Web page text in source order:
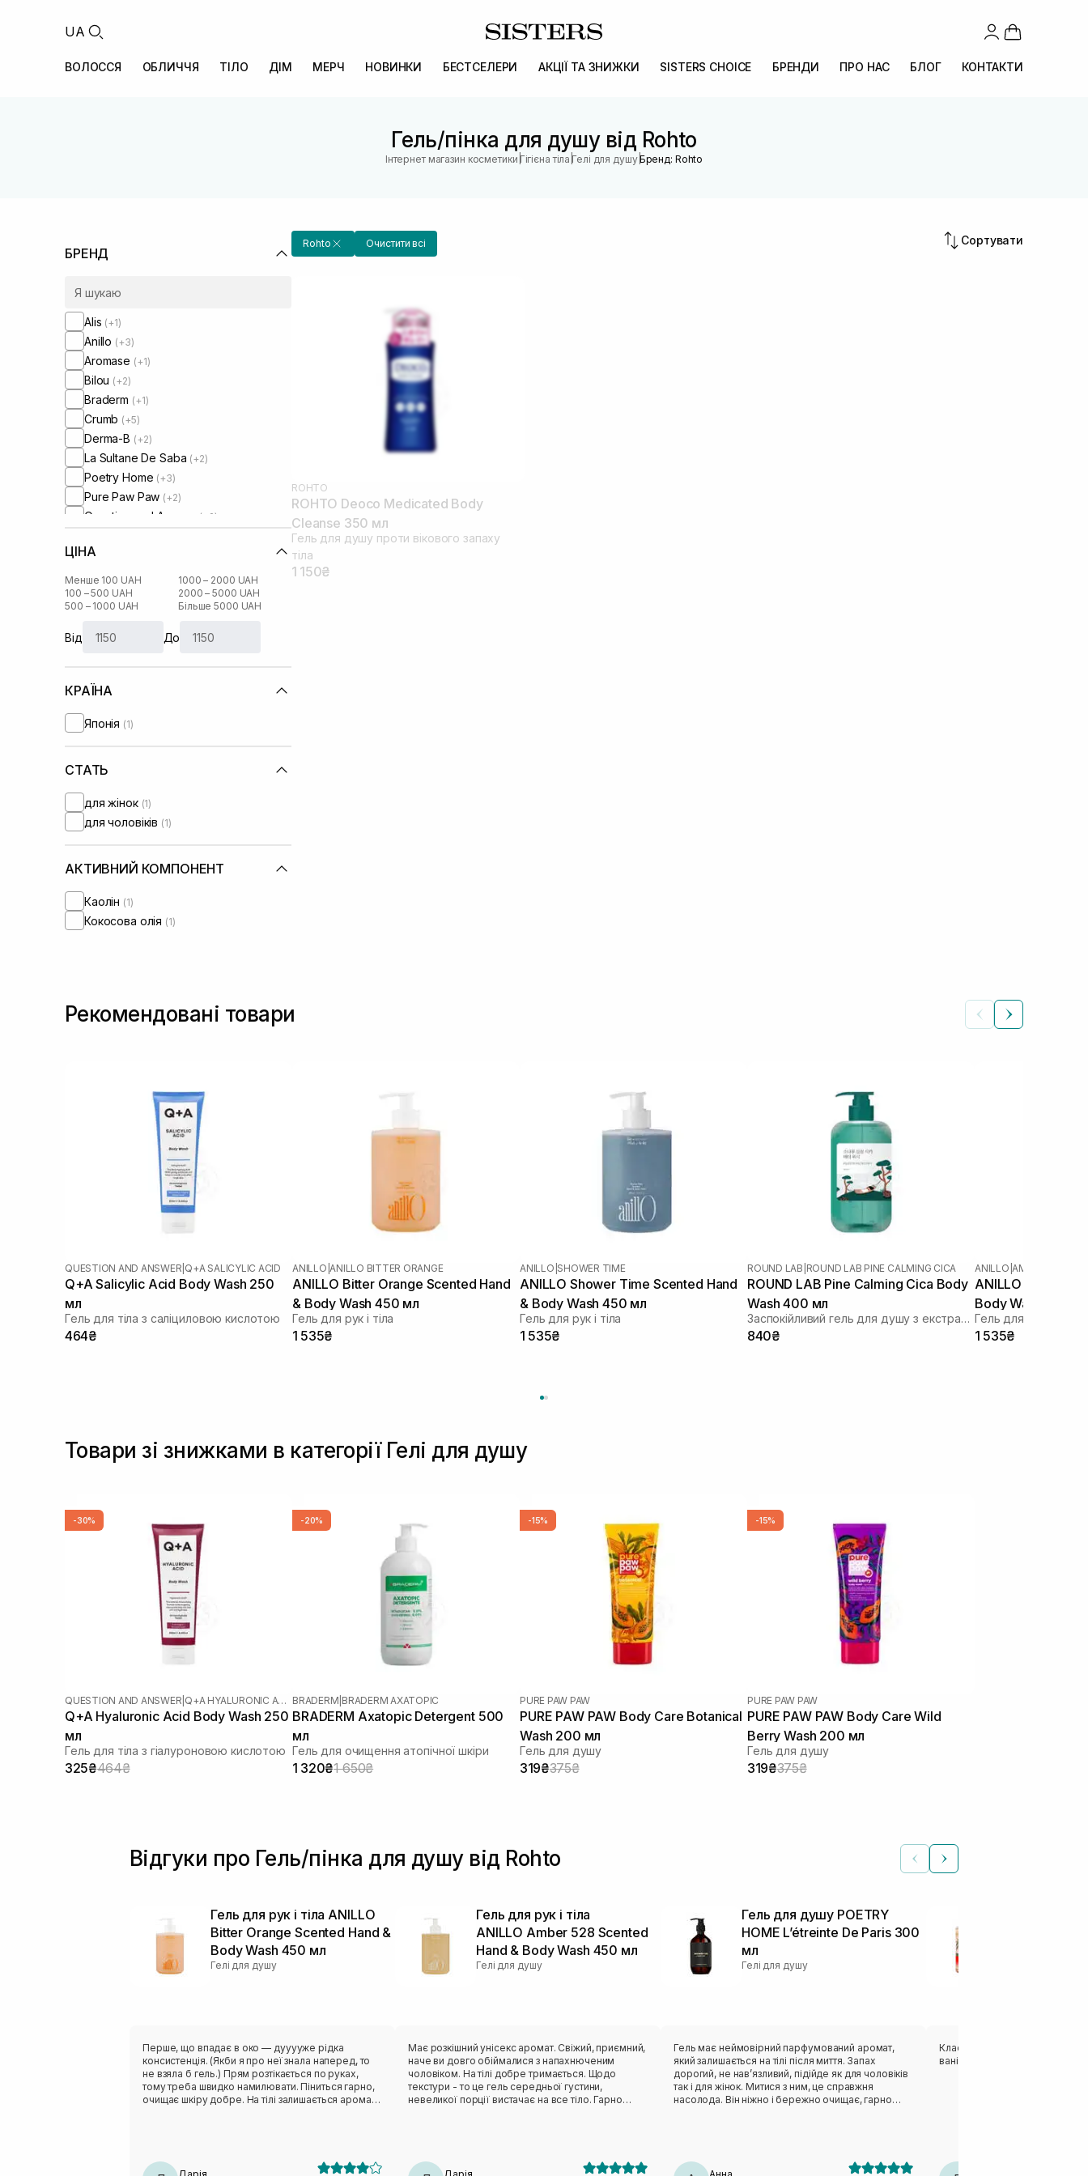
UA
ВОЛОССЯ ОБЛИЧЧЯ ТІЛО ДІМ МЕРЧ НОВИНКИ БЕСТСЕЛЕРИ АКЦІЇ ТА ЗНИЖКИ SISTERS CHOICE БРЕНДИ ПРО НАС БЛОГ КОНТАКТИ
Гель/пінка для душу від Rohto
Інтернет магазин косметики |Гігієна тіла |Гелі для душу|Бренд: Rohto
БРЕНД
Alis (+1)
Anillo (+3)
Aromase (+1)
Bilou (+2)
Braderm (+1)
Crumb (+5)
Derma-B (+2)
La Sultane De Saba (+2)
Poetry Home (+3)
Pure Paw Paw (+2)
Question and Answer (+2)
Round Lab
Salt&Stone
Tree Hut
ЦІНА
Менше 100 UAH
100 – 500 UAH
500 – 1000 UAH
1000 – 2000 UAH
2000 – 5000 UAH
Більше 5000 UAH
Від До
КРАЇНА
Японія (1)
СТАТЬ
для жінок (1)
для чоловіків (1)
АКТИВНИЙ КОМПОНЕНТ
Каолін (1)
Кокосова олія (1)
Rohto Очистити всі Сортувати
ROHTO
ROHTO Deoco Medicated Body
Cleanse 350 мл
Гель для душу проти вікового запаху
тіла
1 150₴
Рекомендовані товари
QUESTION AND ANSWER Q+A SALICYLIC ACID
Q+A Salicylic Acid Body Wash 250
мл
Гель для тіла з саліциловою кислотою
464₴
ANILLO ANILLO BITTER ORANGE
ANILLO Bitter Orange Scented Hand
& Body Wash 450 мл
Гель для рук і тіла
1 535₴
ANILLO SHOWER TIME
ANILLO Shower Time Scented Hand
& Body Wash 450 мл
Гель для рук і тіла
1 535₴
ROUND LAB ROUND LAB PINE CALMING CICA
ROUND LAB Pine Calming Cica Body
Wash 400 мл
Заспокійливий гель для душу з екстрактом голок сосни
840₴
ANILLO AMBER 528
ANILLO Amber
Body Wash 450
Гель для рук і тіла
1 535₴
Товари зі знижками в категорії Гелі для душу
-30%
QUESTION AND ANSWER Q+A HYALURONIC ACID
Q+A Hyaluronic Acid Body Wash 250
мл
Гель для тіла з гіалуроновою кислотою
325₴464₴
-20%
BRADERM BRADERM AXATOPIC
BRADERM Axatopic Detergent 500
мл
Гель для очищення атопічної шкіри
1 320₴1 650₴
-15%
PURE PAW PAW
PURE PAW PAW Body Care Botanical
Wash 200 мл
Гель для душу
319₴375₴
-15%
PURE PAW PAW
PURE PAW PAW Body Care Wild
Berry Wash 200 мл
Гель для душу
319₴375₴
Відгуки про Гель/пінка для душу від Rohto
Гель для рук і тіла ANILLO
Bitter Orange Scented Hand &
Body Wash 450 мл
Гелі для душу
Перше, що впадає в око — дууууже рідка
консистенція. (Якби я про неї знала наперед, то
не взяла б гель.) Прям розтікається по руках,
тому треба швидко намилювати. Піниться гарно,
очищає шкіру добре. На тілі залишається аромат
холодний, унісекс, ближче до чоловічого, але
Дарія
Гель для рук і тіла
ANILLO Amber 528 Scented
Hand & Body Wash 450 мл
Гелі для душу
Має розкішний унісекс аромат. Свіжий, приємний,
наче ви довго обіймалися з напахнюченим
чоловіком. На тілі добре тримається. Щодо
текстури - то це гель середньої густини,
невеликої порції вистачає на все тіло. Гарно
Дарія
Гель для душу POETRY
HOME L’étreinte De Paris 300
мл
Гелі для душу
Гель має неймовірний парфумований аромат,
який залишається на тілі після миття. Запах
дорогий, не навʼязливий, підійде як для чоловіків
так і для жінок. Митися з ним, це справжня
насолода. Він ніжно і бережно очищає, гарно
Анна
Класний гель , запах кокоса з
ванільним , зразу нагадує море